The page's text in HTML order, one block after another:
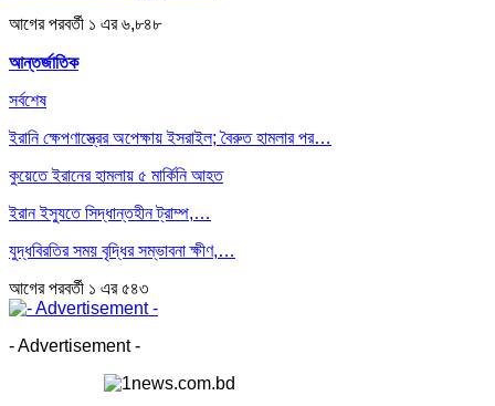
আগেরপরবর্তী ১ এর ৬,৮৪৮
আন্তর্জাতিক
সর্বশেষ
ইরানি ক্ষেপণাস্ত্রের অপেক্ষায় ইসরাইল; বৈরুত হামলার পর…
কুয়েতে ইরানের হামলায় ৫ মার্কিনি আহত
ইরান ইস্যুতে সিদ্ধান্তহীন ট্রাম্প,…
যুদ্ধবিরতির সময় বৃদ্ধির সম্ভাবনা ক্ষীণ,…
আগেরপরবর্তী ১ এর ৫৪৩
- Advertisement -